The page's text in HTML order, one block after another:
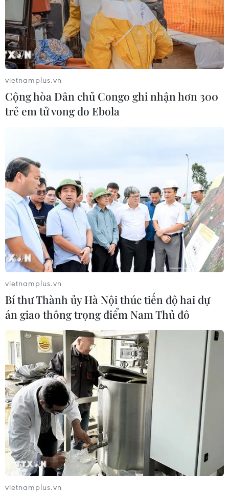
vietnamplus.vn
Cộng hòa Dân chủ Congo ghi nhận hơn 300
trẻ em tử vong do Ebola
vietnamplus.vn
Bí thư Thành ủy Hà Nội thúc tiến độ hai dự
án giao thông trọng điểm Nam Thủ đô
vietnamplus.vn